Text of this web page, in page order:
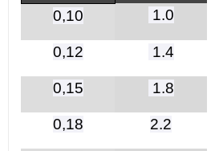
0,10 1.0
0,12 1.4
0,15 1.8
0,18 2.2